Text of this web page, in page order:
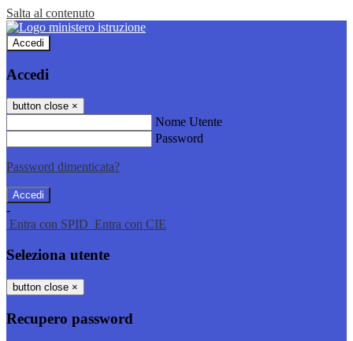
Salta al contenuto
Accedi
Accedi
button close ×
Nome Utente
Password
Password dimenticata?
-
Entra con SPID Entra con CIE
Seleziona utente
button close ×
Recupero password